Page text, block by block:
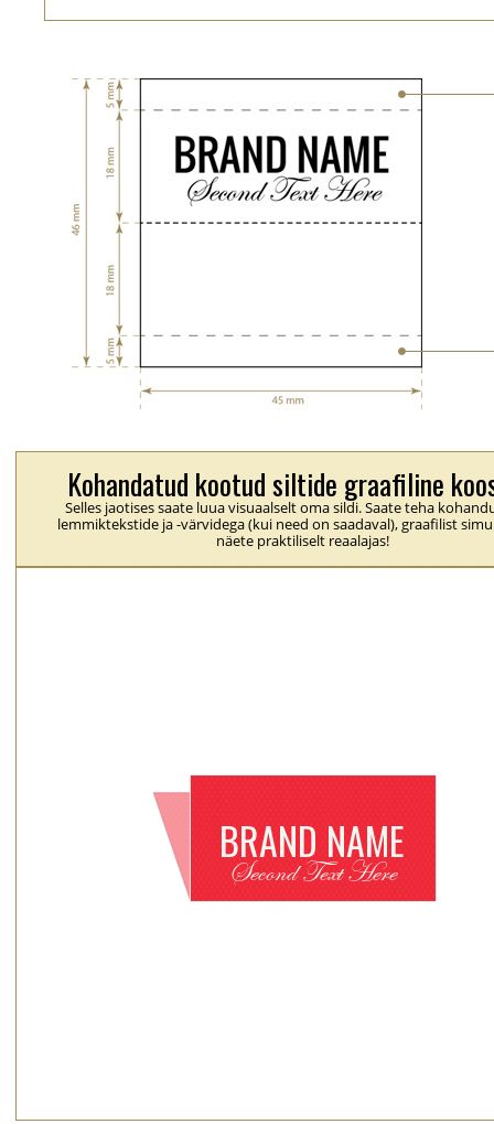
Kohandatud kootud siltide graafiline
Selles jaotises saate luua visuaalselt oma sildi. Saate teha
lemmiktekstide ja -värvidega (kui need on saadaval), graafilist
näete praktiliselt reaalajas!